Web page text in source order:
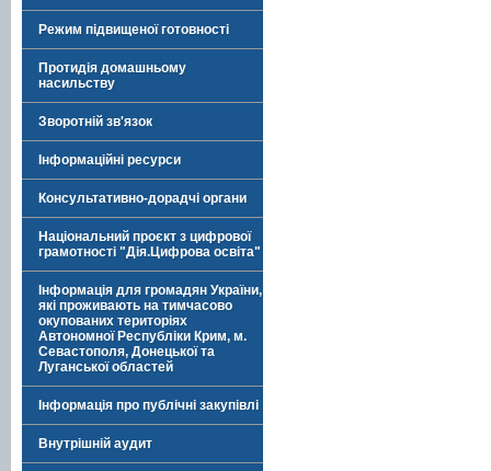
Режим підвищеної готовності
Протидія домашньому
насильству
Зворотній зв'язок
Інформаційні ресурси
Консультативно-дорадчі органи
Національний проєкт з цифрової
грамотності "Дія.Цифрова освіта"
Інформація для громадян України,
які проживають на тимчасово
окупованих територіях
Автономної Республіки Крим, м.
Севастополя, Донецької та
Луганської областей
Інформація про публічні закупівлі
Внутрішній аудит